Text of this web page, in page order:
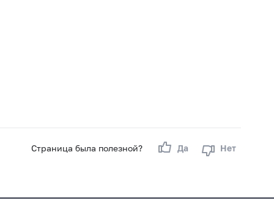
Страница была полезной? Да Нет